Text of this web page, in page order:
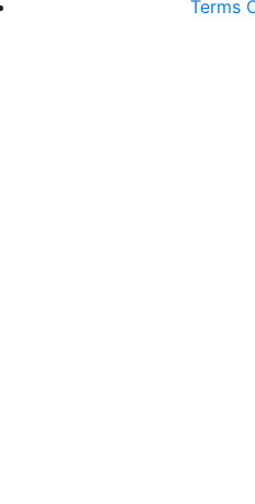
Terms